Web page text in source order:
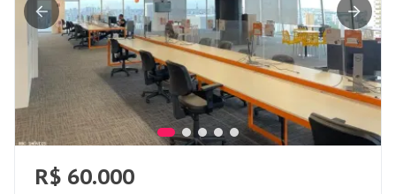
R$ 60.000